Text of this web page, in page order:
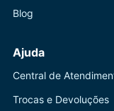
Blog
Ajuda
Central de
Trocas e Devoluções